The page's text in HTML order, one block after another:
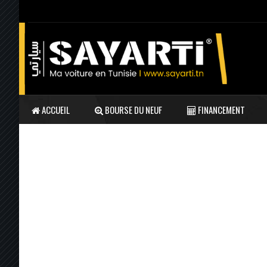
ACCUEIL BOURSE DU NEUF FINANCEMENT